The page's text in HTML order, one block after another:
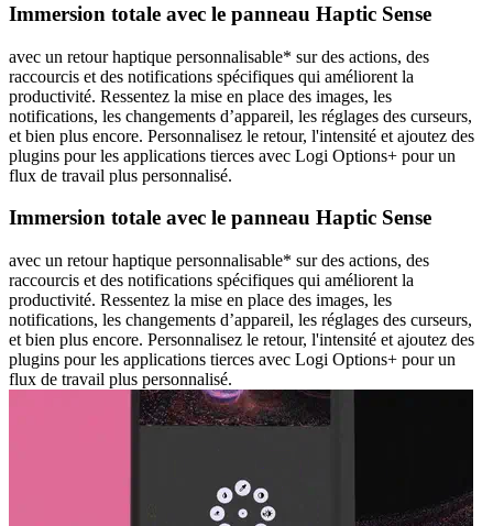
Immersion totale avec le panneau Haptic Sense
avec un retour haptique personnalisable* sur des actions, des
raccourcis et des notifications spécifiques qui améliorent la
productivité. Ressentez la mise en place des images, les
notifications, les changements d’appareil, les réglages des curseurs,
et bien plus encore. Personnalisez le retour, l'intensité et ajoutez des
plugins pour les applications tierces avec Logi Options+ pour un
flux de travail plus personnalisé.
Immersion totale avec le panneau Haptic Sense
avec un retour haptique personnalisable* sur des actions, des
raccourcis et des notifications spécifiques qui améliorent la
productivité. Ressentez la mise en place des images, les
notifications, les changements d’appareil, les réglages des curseurs,
et bien plus encore. Personnalisez le retour, l'intensité et ajoutez des
plugins pour les applications tierces avec Logi Options+ pour un
flux de travail plus personnalisé.